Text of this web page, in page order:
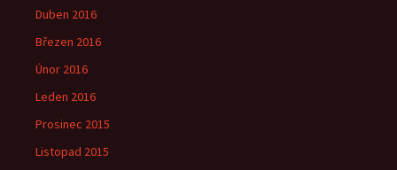
Duben 2016
Březen 2016
Únor 2016
Leden 2016
Prosinec 2015
Listopad 2015